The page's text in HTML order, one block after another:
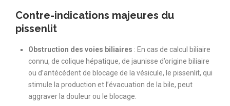
Contre-indications majeures du
pissenlit
Obstruction des voies biliaires : En cas de calcul biliaire
connu, de colique hépatique, de jaunisse d’origine biliaire
ou d’antécédent de blocage de la vésicule, le pissenlit, qui
stimule la production et l’évacuation de la bile, peut
aggraver la douleur ou le blocage.